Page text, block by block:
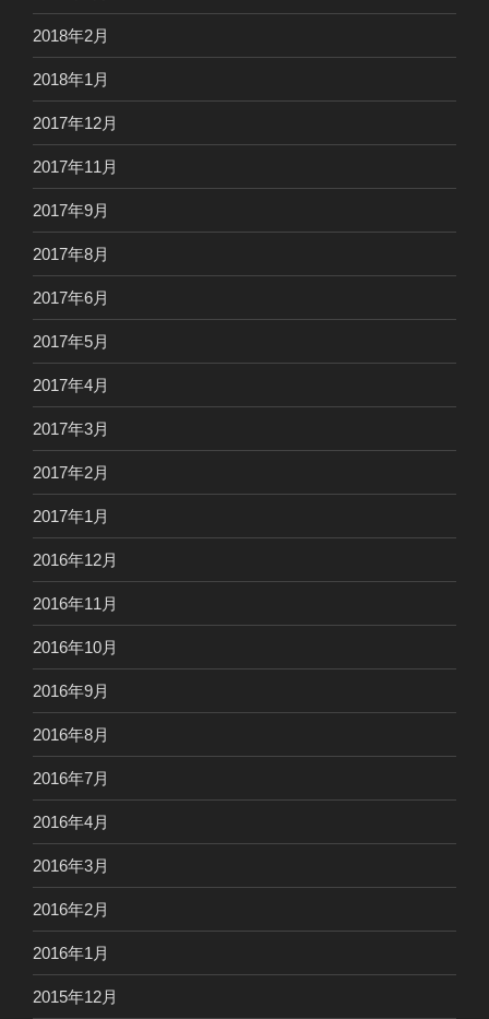
2018年2月
2018年1月
2017年12月
2017年11月
2017年9月
2017年8月
2017年6月
2017年5月
2017年4月
2017年3月
2017年2月
2017年1月
2016年12月
2016年11月
2016年10月
2016年9月
2016年8月
2016年7月
2016年4月
2016年3月
2016年2月
2016年1月
2015年12月